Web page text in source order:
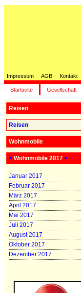
Impressum AGB Kontakt
Startseite Gesellschaft
Reisen
Reisen
Wohnmobile
< Wohnmobile 2017 >
Januar 2017
Februar 2017
März 2017
April 2017
Mai 2017
Juli 2017
August 2017
Oktober 2017
Dezember 2017